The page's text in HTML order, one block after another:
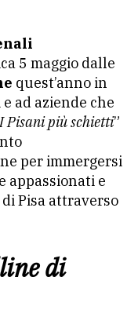
5 maggio dalle
quest’anno in
ad aziende che
I Pisani più schietti”
per immergersi
appassionati e
Pisa attraverso
di